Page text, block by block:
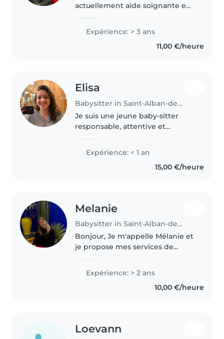
actuellement aide soignante en
d'enfants ponctuels afin de
m'assurer un revenu
complémentaire. J'ai déjà une
Expérience: > 3 ans
11,00 €/heure
Elisa
Babysitter in Saint-Alban-de-Roche
Je suis une jeune baby-sitter
responsable, attentive et
Grenoble. Je propose des
activités ludiques et éducatives
Expérience: < 1 an
15,00 €/heure
Melanie
Babysitter in Saint-Alban-de-Roche
Bonjour, Je m'appelle Mélanie et
je propose mes services de
ponctuelle et attentionnée,
j'adore le contact humain et
j'aime passer du temps avec les
Expérience: > 2 ans
10,00 €/heure
Loevann